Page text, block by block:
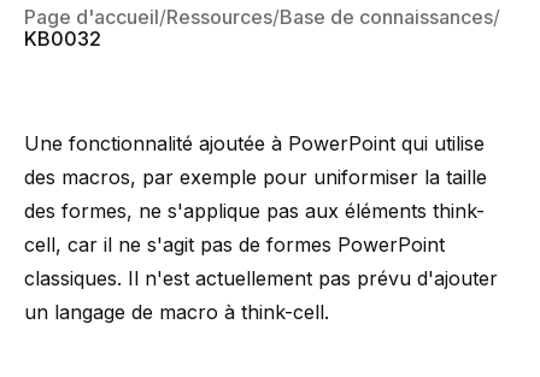
Page d'accueil Ressources Base de connaissances
KB0032
Une fonctionnalité ajoutée à PowerPoint qui utilise
des macros, par exemple pour uniformiser la taille
des formes, ne s'applique pas aux éléments think-
cell, car il ne s'agit pas de formes PowerPoint
classiques. Il n'est actuellement pas prévu d'ajouter
un langage de macro à think-cell.